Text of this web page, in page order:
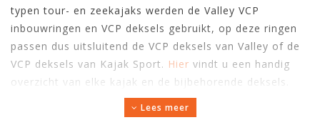
typen tour- en zeekajaks werden de Valley VCP
inbouwringen en VCP deksels gebruikt, op deze ringen
passen dus uitsluitend de VCP deksels van Valley of de
VCP deksels van Kajak Sport. Hier vindt u een handig
overzicht van elke kajak en de bijbehorende deksels.
Twijfelt u over de maat of komt u er toch niet uit?
Neem dan contact met ons op via telefoon of
Lees meer